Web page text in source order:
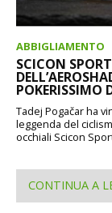
ABBIGLIAMENTO
SCICON
POKERISSIMO
Tadej Pogačar ha
leggenda del
occhiali Scicon
CONTINUA A